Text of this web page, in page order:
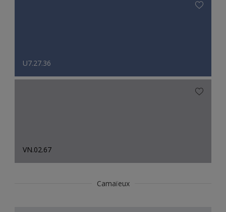
U7.27.36
VN.02.67
Camaïeux